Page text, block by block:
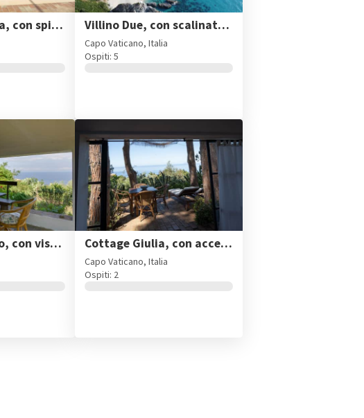
Casetta Procida, con spiaggia privata a Capo Vaticano Villino Due, con scalinata per la spiaggia a Capo Vaticano
Capo Vaticano, Italia
Ospiti: 5
Villino il Portico, con vista mare e accesso alla spiaggia Cottage Giulia, con accesso alla spiaggia e vista mare
Capo Vaticano, Italia
Ospiti: 2